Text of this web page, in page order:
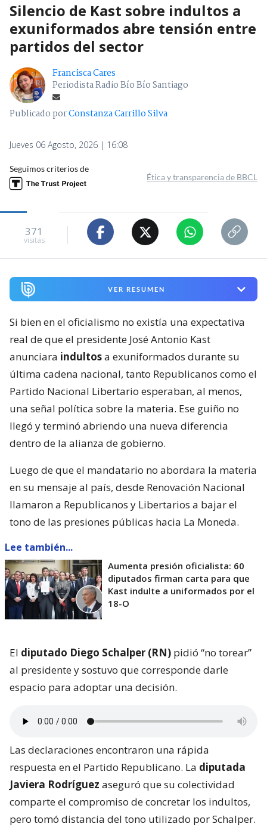
Silencio de Kast sobre indultos a
exuniformados abre tensión entre
partidos del sector
Francisca Cares
Periodista Radio Bío Bío Santiago
Publicado porConstanza Carrillo Silva
Jueves 06 Agosto, 2026 | 16:08
Seguimos criterios de
Ética y transparencia de BBCL
371
visitas
VER RESUMEN
Si bien en el oficialismo no existía una expectativa
real de que el presidente José Antonio Kast
anunciara indultosa exuniformados durante su
última cadena nacional, tanto Republicanos como el
Partido Nacional Libertario esperaban, al menos,
una señal política sobre la materia. Ese guiño no
llegó y terminó abriendo una nueva diferencia
dentro de la alianza de gobierno.
Luego de que el mandatario no abordara la materia
en su mensaje al país, desde Renovación Nacional
llamaron a Republicanos y Libertarios a bajar el
tono de las presiones públicas hacia La Moneda.
Lee también...
Aumenta presión oficialista: 60
diputados firman carta para que
Kast indulte a uniformados por el
18-O
El diputado Diego Schalper (RN) pidió “no torear”
al presidente y sostuvo que corresponde darle
espacio para adoptar una decisión.
Las declaraciones encontraron una rápida
respuesta en el Partido Republicano. La diputada
Javiera Rodríguez aseguró que su colectividad
comparte el compromiso de concretar los indultos,
pero tomó distancia del tono utilizado por Schalper.